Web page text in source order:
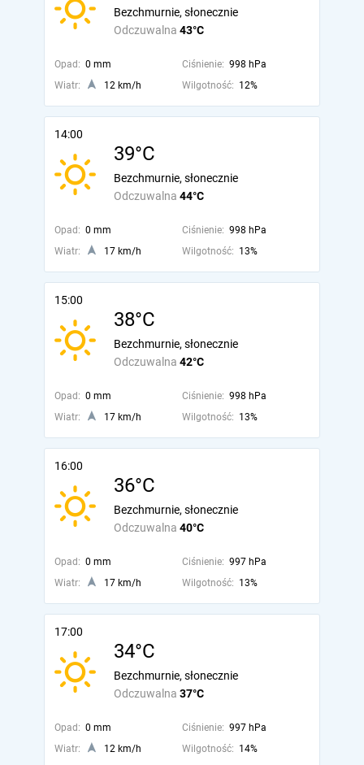
Odczuwalna 43°C
Bezchmurnie, słonecznie
Opad: 0 mm Ciśnienie: 998 hPa
Wiatr:
12 km/h Wilgotność: 12%
14:00
39°C
Odczuwalna 44°C
Bezchmurnie, słonecznie
Opad: 0 mm Ciśnienie: 998 hPa
Wiatr:
17 km/h Wilgotność: 13%
15:00
38°C
Odczuwalna 42°C
Bezchmurnie, słonecznie
Opad: 0 mm Ciśnienie: 998 hPa
Wiatr:
17 km/h Wilgotność: 13%
16:00
36°C
Odczuwalna 40°C
Bezchmurnie, słonecznie
Opad: 0 mm Ciśnienie: 997 hPa
Wiatr:
17 km/h Wilgotność: 13%
17:00
34°C
Odczuwalna 37°C
Bezchmurnie, słonecznie
Opad: 0 mm Ciśnienie: 997 hPa
Wiatr:
12 km/h Wilgotność: 14%